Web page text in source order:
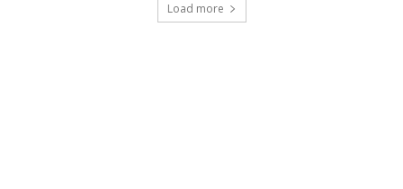
Load more